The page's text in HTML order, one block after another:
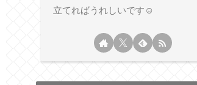
立てればうれしいです☺︎